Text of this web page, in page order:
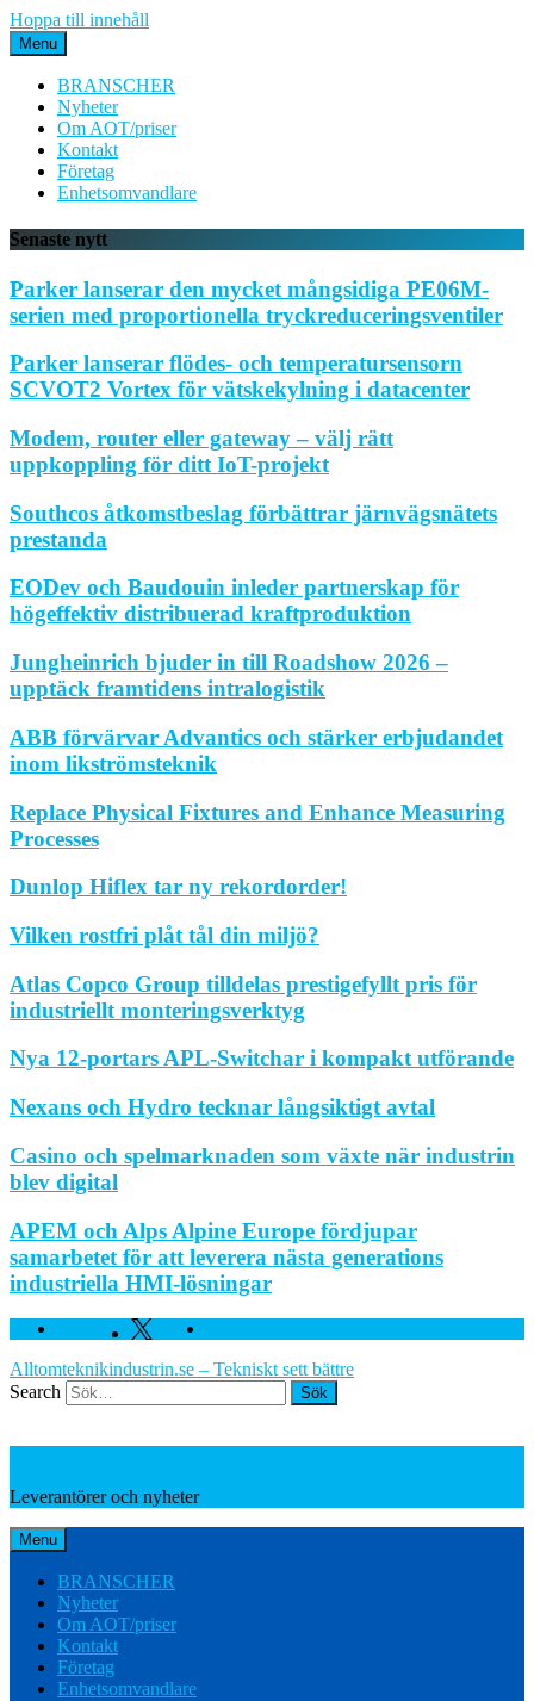
Hoppa till innehåll
Menu
BRANSCHER
Nyheter
Om AOT/priser
Kontakt
Företag
Enhetsomvandlare
Senaste nytt
Parker lanserar den mycket mångsidiga PE06M-
serien med proportionella tryckreduceringsventiler
Parker lanserar flödes- och temperatursensorn
SCVOT2 Vortex för vätskekylning i datacenter
Modem, router eller gateway – välj rätt
uppkoppling för ditt IoT-projekt
Southcos åtkomstbeslag förbättrar järnvägsnätets
prestanda
EODev och Baudouin inleder partnerskap för
högeffektiv distribuerad kraftproduktion
Jungheinrich bjuder in till Roadshow 2026 –
upptäck framtidens intralogistik
ABB förvärvar Advantics och stärker erbjudandet
inom likströmsteknik
Replace Physical Fixtures and Enhance Measuring
Processes
Dunlop Hiflex tar ny rekordorder!
Vilken rostfri plåt tål din miljö?
Atlas Copco Group tilldelas prestigefyllt pris för
industriellt monteringsverktyg
Nya 12-portars APL-Switchar i kompakt utförande
Nexans och Hydro tecknar långsiktigt avtal
Casino och spelmarknaden som växte när industrin
blev digital
APEM och Alps Alpine Europe fördjupar
samarbetet för att leverera nästa generations
industriella HMI-lösningar
Facebook Twitter
Alltomteknikindustrin.se – Tekniskt sett bättre
Search
Leverantörer och nyheter
Menu
BRANSCHER
Nyheter
Om AOT/priser
Kontakt
Företag
Enhetsomvandlare